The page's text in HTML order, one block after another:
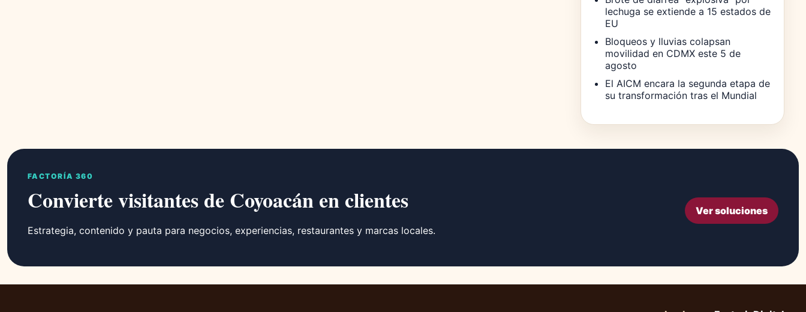
lechuga se extiende a 15 estados de
EU
Bloqueos y lluvias colapsan
movilidad en CDMX este 5 de
agosto
El AICM encara la segunda etapa de
su transformación tras el Mundial
FACTORÍA 360
Convierte visitantes de Coyoacán en clientes
Estrategia, contenido y pauta para negocios, experiencias, restaurantes y marcas locales.
Ver soluciones